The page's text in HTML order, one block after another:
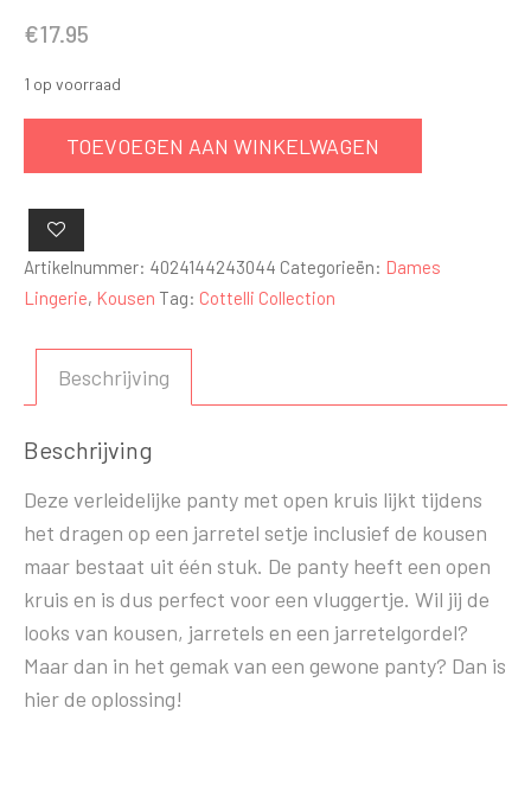
€17.95
1 op voorraad
open
kruis
TOEVOEGEN AAN WINKELWAGEN
Artikelnummer: 4024144243044 Categorieën: Dames
Lingerie, Kousen Tag: Cottelli Collection
Beschrijving
Beschrijving
Deze verleidelijke panty met open kruis lijkt tijdens
het dragen op een jarretel setje inclusief de kousen
maar bestaat uit één stuk. De panty heeft een open
kruis en is dus perfect voor een vluggertje. Wil jij de
looks van kousen, jarretels en een jarretelgordel?
Maar dan in het gemak van een gewone panty? Dan is
hier de oplossing!